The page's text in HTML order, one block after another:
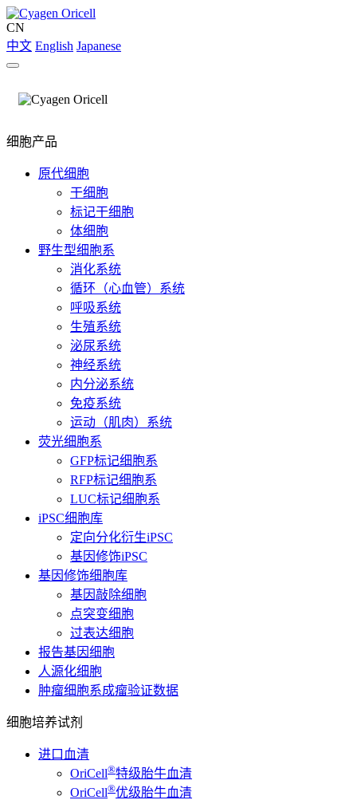
CN
中文 English Japanese
细胞产品
原代细胞
干细胞
标记干细胞
体细胞
野生型细胞系
消化系统
循环（心血管）系统
呼吸系统
生殖系统
泌尿系统
神经系统
内分泌系统
免疫系统
运动（肌肉）系统
荧光细胞系
GFP标记细胞系
RFP标记细胞系
LUC标记细胞系
iPSC细胞库
定向分化衍生iPSC
基因修饰iPSC
基因修饰细胞库
基因敲除细胞
点突变细胞
过表达细胞
报告基因细胞
人源化细胞
肿瘤细胞系成瘤验证数据
细胞培养试剂
进口血清
OriCell®特级胎牛血清
OriCell®优级胎牛血清